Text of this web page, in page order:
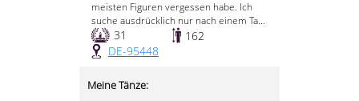
meisten Figuren vergessen habe. Ich
suche ausdrücklich nur nach einem Ta...
31
162
DE-95448
Meine Tänze: